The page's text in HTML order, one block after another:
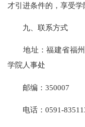
才引进条件的，享受学
九、联系方式
地址：福建省福州
学院人事处
邮编：350007
电话：0591-